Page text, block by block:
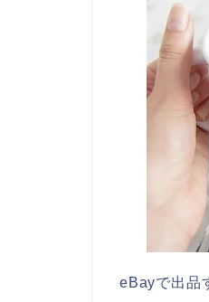
eBayで出品